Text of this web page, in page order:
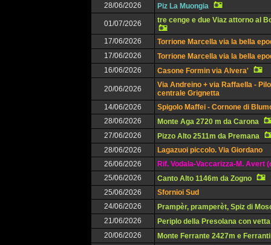
28/06/2026
Piz La Muongia
01/07/2026 tre cenge e due Viaz attorno al
17/06/2026
Torrione Marcella via la bella
17/06/2026
Torrione Marcella via la bella
16/06/2026
Casone Formin via Alvera'
20/06/2026
Via Andreino + via Raffaella -
centrale Grignetta
14/06/2026
Spigolo Maffei - Cornone di
28/06/2026
Monte Aga 2720 m da Carona
27/06/2026
Pizzo Alto 2511m da Premana
28/06/2026
Lagazuoi piccolo. Via Giordano
26/06/2026
Rif. Vodala-Vaccarizza-M. Avert
25/06/2026
Canto Alto 1146m da Zogno
25/06/2026
Sfornioi Sud
24/06/2026
Prampèr, pramperèt, Spiz di
21/06/2026
Periplo della Presolana con vetta
20/06/2026
Monte Ferrante 2427m e